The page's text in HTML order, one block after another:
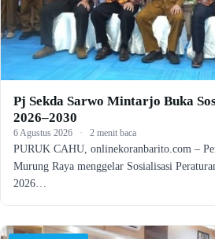
Pj Sekda Sarwo Mintarjo Buka
2026–2030
6 Agustus 2026 · 2 menit baca
PURUK CAHU, onlinekoranbarito.com –
Murung Raya menggelar Sosialisasi
2026…